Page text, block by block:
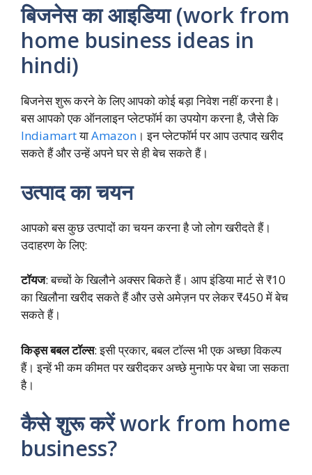
बिजनेस का आइडिया (work from
home business ideas in
hindi)
बिजनेस शुरू करने के लिए आपको कोई बड़ा निवेश नहीं करना है।
बस आपको एक ऑनलाइन प्लेटफॉर्म का उपयोग करना है, जैसे कि
IndiamartयाAmazon । इन प्लेटफॉर्म पर आप उत्पाद खरीद
सकते हैं और उन्हें अपने घर से ही बेच सकते हैं।
उत्पाद का चयन
आपको बस कुछ उत्पादों का चयन करना है जो लोग खरीदते हैं।
उदाहरण के लिए:
टॉयज: बच्चों के खिलौने अक्सर बिकते हैं। आप इंडिया मार्ट से ₹10
का खिलौना खरीद सकते हैं और उसे अमेज़न पर लेकर ₹450 में बेच
सकते हैं।
किड्स बबल टॉल्स: इसी प्रकार, बबल टॉल्स भी एक अच्छा विकल्प
हैं। इन्हें भी कम कीमत पर खरीदकर अच्छे मुनाफे पर बेचा जा सकता
है।
कैसे शुरू करें work from home
business?